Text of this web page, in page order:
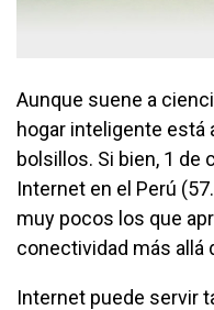
Aunque suene a
hogar inteligente está
bolsillos. Si bien, 1 de
Internet en el Perú
muy pocos los que
conectividad más allá
Internet puede servir